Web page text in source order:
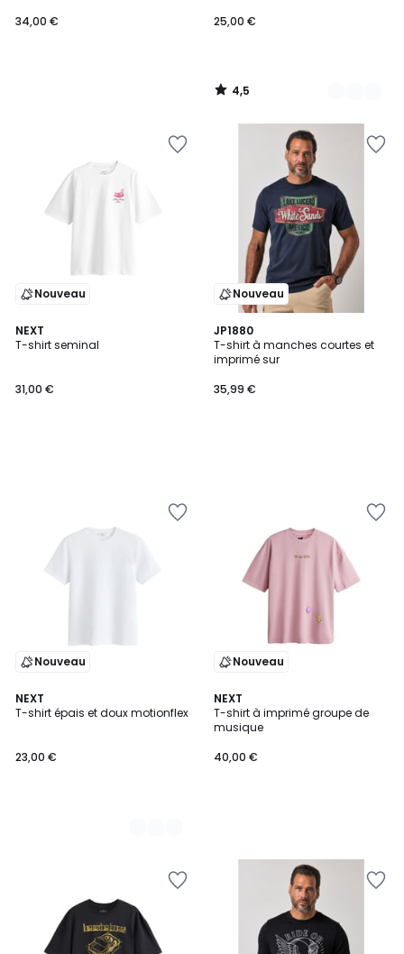
34,00 €
25,00 €
4,5
/
Nouveau
NEXT
T-shirt seminal
31,00 €
Nouveau
JP1880
T-shirt à manches courtes et
imprimé sur
35,99 €
Nouveau
NEXT
T-shirt épais et doux motionflex
23,00 €
3
Couleurs
Nouveau
NEXT
T-shirt à imprimé groupe de
musique
40,00 €